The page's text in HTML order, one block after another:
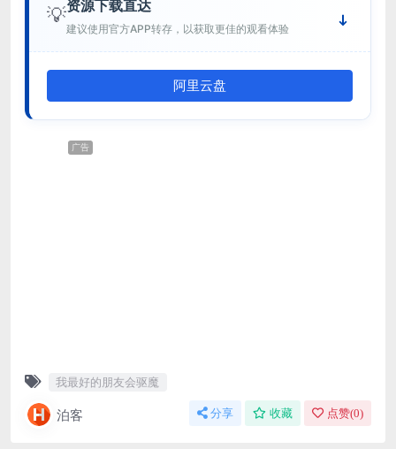
💡资源下载直达
建议使用官方APP转存，以获取更佳的观看体验
阿里云盘
广告
我最好的朋友会驱魔
泊客 分享 收藏 点赞(0)